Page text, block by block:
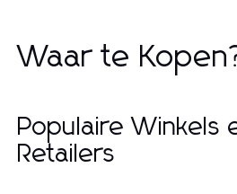
Waar te
Populaire Winkels
Retailers